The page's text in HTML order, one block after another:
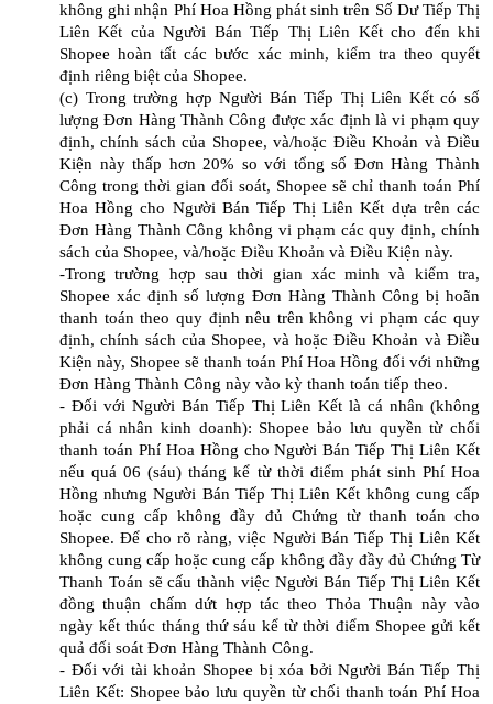
không ghi nhận Phí Hoa Hồng phát sinh trên Số Dư Tiếp Thị
Liên Kết của Người Bán Tiếp Thị Liên Kết cho đến khi
Shopee hoàn tất các bước xác minh, kiểm tra theo quyết
định riêng biệt của Shopee.
(c) Trong trường hợp Người Bán Tiếp Thị Liên Kết có số
lượng Đơn Hàng Thành Công được xác định là vi phạm quy
định, chính sách của Shopee, và/hoặc Điều Khoản và Điều
Kiện này thấp hơn 20% so với tổng số Đơn Hàng Thành
Công trong thời gian đối soát, Shopee sẽ chỉ thanh toán Phí
Hoa Hồng cho Người Bán Tiếp Thị Liên Kết dựa trên các
Đơn Hàng Thành Công không vi phạm các quy định, chính
sách của Shopee, và/hoặc Điều Khoản và Điều Kiện này.
-Trong trường hợp sau thời gian xác minh và kiểm tra,
Shopee xác định số lượng Đơn Hàng Thành Công bị hoãn
thanh toán theo quy định nêu trên không vi phạm các quy
định, chính sách của Shopee, và hoặc Điều Khoản và Điều
Kiện này, Shopee sẽ thanh toán Phí Hoa Hồng đối với những
Đơn Hàng Thành Công này vào kỳ thanh toán tiếp theo.
- Đối với Người Bán Tiếp Thị Liên Kết là cá nhân (không
phải cá nhân kinh doanh): Shopee bảo lưu quyền từ chối
thanh toán Phí Hoa Hồng cho Người Bán Tiếp Thị Liên Kết
nếu quá 06 (sáu) tháng kể từ thời điểm phát sinh Phí Hoa
Hồng nhưng Người Bán Tiếp Thị Liên Kết không cung cấp
hoặc cung cấp không đầy đủ Chứng từ thanh toán cho
Shopee. Để cho rõ ràng, việc Người Bán Tiếp Thị Liên Kết
không cung cấp hoặc cung cấp không đầy đầy đủ Chứng Từ
Thanh Toán sẽ cấu thành việc Người Bán Tiếp Thị Liên Kết
đồng thuận chấm dứt hợp tác theo Thỏa Thuận này vào
ngày kết thúc tháng thứ sáu kể từ thời điểm Shopee gửi kết
quả đối soát Đơn Hàng Thành Công.
- Đối với tài khoản Shopee bị xóa bởi Người Bán Tiếp Thị
Liên Kết: Shopee bảo lưu quyền từ chối thanh toán Phí Hoa